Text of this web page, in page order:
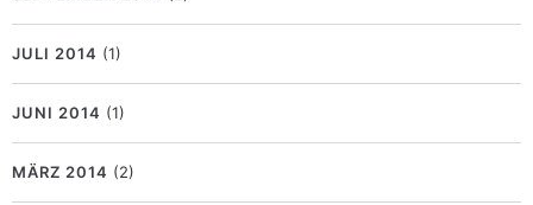
JULI 2014 (1)
JUNI 2014 (1)
MÄRZ 2014 (2)